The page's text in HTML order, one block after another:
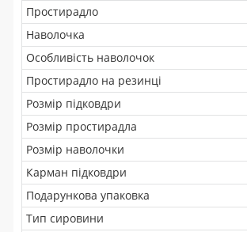
Простирадло
Наволочка
Особливість наволочок
Простирадло на резинці
Розмір підковдри
Розмір простирадла
Розмір наволочки
Карман підковдри
Подарункова упаковка
Тип сировини